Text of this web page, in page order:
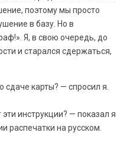
поэтому мы просто
в базу. Но в
Я, в свою очередь, до
и старался сдержаться,
карты? — спросил я.
инструкции? — показал я
распечатки на русском.